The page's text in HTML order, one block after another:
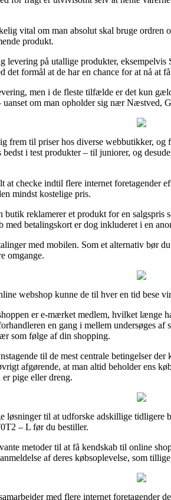
vital om man absolut skal bruge
produkt.
levering på utallige produkter,
det formål at de har en chance for at nå at
men i de fleste tilfælde er det kun
om man opholder sig nær Næstved,
frem til priser hos diverse webbutikker,
bedst i test produkter – til juniorer, og
checke indtil flere internet foretagender
mindst kostelige pris.
reklamerer et produkt for en
betalingskort er dog inkluderet i en
med mobilen. Som et alternativ bør
omgange.
webshop kunne de til hver en tid bese
er e-mærket medlem, hvilket længe
en gang i mellem undersøges af
som følge af din shopping.
til de mest centrale betingelser
afgørende, at man altid beholder ens
pige eller dreng.
til at udforske adskillige tidligere
– L før du bestiller.
metoder til at få kendskab til online
af deres købsoplevelse, som
med flere internet